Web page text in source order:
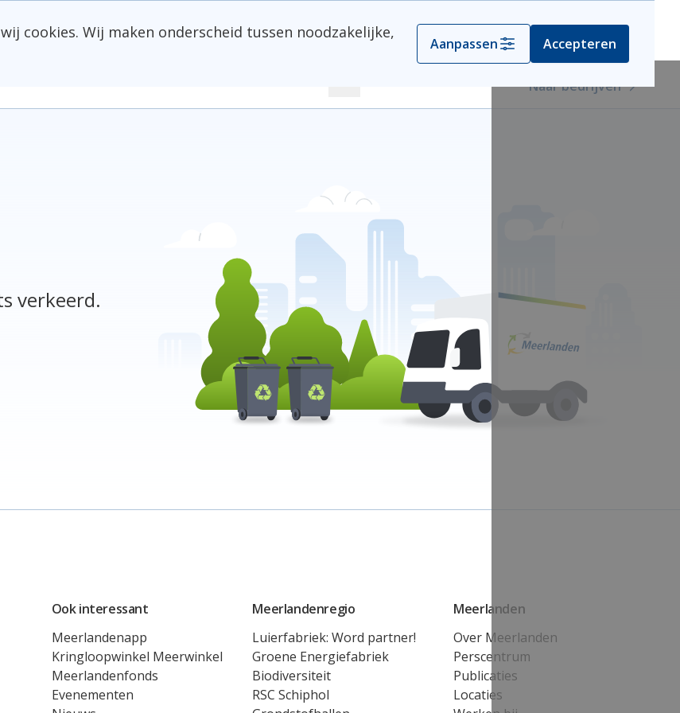
Kies je gemeente
Naar bedrijven
verkeerd.
Ook interessant
Meerlandenapp
Kringloopwinkel Meerwinkel
Meerlandenfonds
Evenementen
Meerlandenregio
Luierfabriek: Word partner!
Groene Energiefabriek
Biodiversiteit
RSC Schiphol
Meerlanden
Over Meerlanden
Perscentrum
Publicaties
Locaties
cookies. Wij maken onderscheid tussen noodzakelijke,
Aanpassen Accepteren